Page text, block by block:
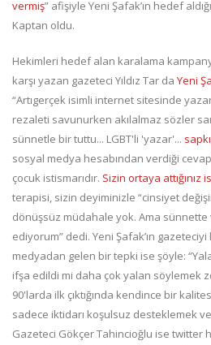
vermiş” afişiyle Yeni Şafak’ın hedef
Kaptan oldu.
Hekimleri hedef alan karalama
karşı yazan gazeteci Yıldız Tar da Yeni
“Artıgerçek isimli internet sitesinde yazar
rezaleti savunurken akılalmaz sözler
sünnetle bir tuttu... LGBT'li 'yazar'...
sosyal medya hesabından verdiği
çocuk istismarıdır. Sizin ortaya attığınız
terapisi, sizin deyiminizle “cinsiyet
dönüşsüz müdahale yok. Ama
ediyorum” dedi. Yeni Şafak’ın
medyadan gelen bir tepki ise şöyle:
ifşa edildi mi daha çok yalan söylemek
90'larda ilk çıktığında kendince bir
sadece iktidarı koşulsuz desteklemek
Gazeteci Gökçer Tahincioğlu ise twitter